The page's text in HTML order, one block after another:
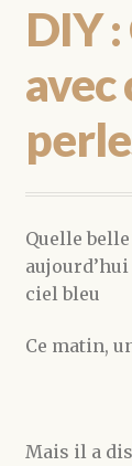
DIY
avec
Quelle
aujourd’hui
ciel bleu
Ce matin,
Mais il a